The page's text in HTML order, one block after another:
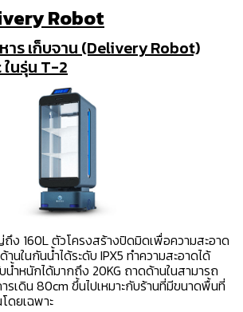
Robot
ร เก็บจาน (Delivery Robot)
นรุ่น T-2
ง 160L ตัวโครงสร้างปิดมิดเพื่อความสะอาด
นในกันน้ำได้ระดับ IPX5 ทำความสะอาดได้
ำหนักได้มากถึง 20KG ถาดด้านในสามารถ
รเดิน 80cm ขึ้นไปเหมาะกับร้านที่มีขนาดพื้นที่
ดยเฉพาะ